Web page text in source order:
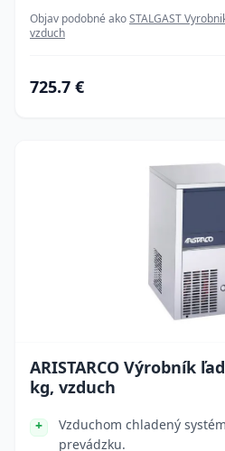
Objav podobné akoSTALGAST
vzduch
725.7 €
ARISTARCO Výrobník
kg, vzduch
Vzduchom chladený
prevádzku.